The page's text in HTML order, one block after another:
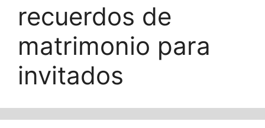
recuerdos de
matrimonio para
invitados